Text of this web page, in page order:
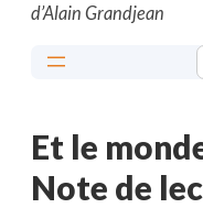
d’Alain Grandjean
Et le
Note de